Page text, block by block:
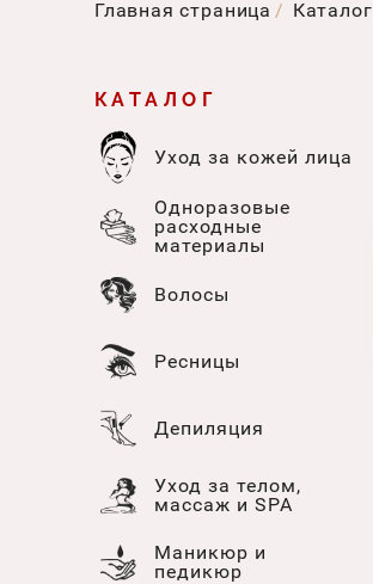
Главная страница Каталог
КАТАЛОГ
Уход за кожей лица
Одноразовые
расходные
материалы
Волосы
Ресницы
Депиляция
Уход за телом,
массаж и SPA
Маникюр и
педикюр